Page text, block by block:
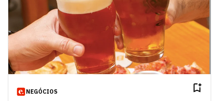
NEGÓCIOS